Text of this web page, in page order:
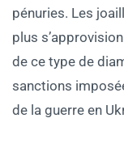
pénuries. Les
plus
de ce type de
sanctions
de la guerre en